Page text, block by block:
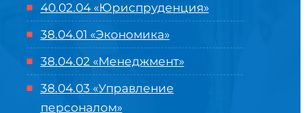
40.02.04 «Юриспруденция»
38.04.01 «Экономика»
38.04.02 «Менеджмент»
38.04.03 «Управление
персоналом»